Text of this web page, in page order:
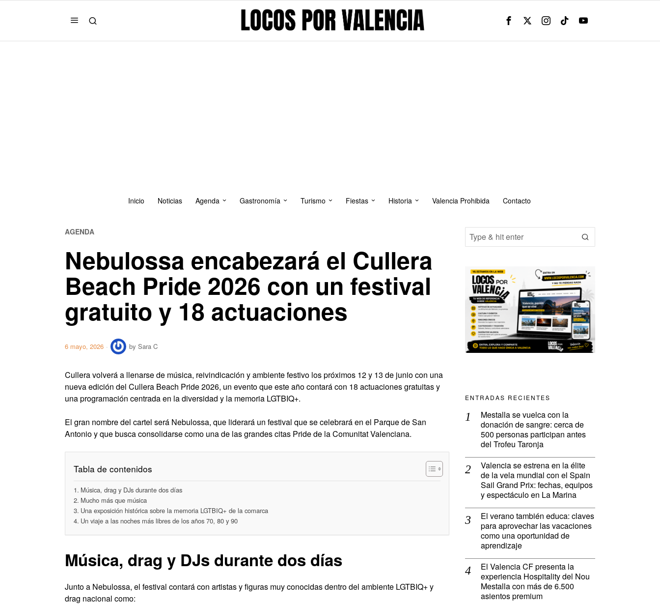
Inicio Noticias Agenda Gastronomía Turismo Fiestas Historia Valencia Prohibida Contacto
AGENDA
Nebulossa encabezará el Cullera
Beach Pride 2026 con un festival
gratuito y 18 actuaciones
6 mayo, 2026 by Sara C
Cullera volverá a llenarse de música, reivindicación y ambiente festivo los próximos 12 y 13 de junio con una
nueva edición del Cullera Beach Pride 2026, un evento que este año contará con 18 actuaciones gratuitas y
una programación centrada en la diversidad y la memoria LGTBIQ+.
El gran nombre del cartel será Nebulossa, que liderará un festival que se celebrará en el Parque de San
Antonio y que busca consolidarse como una de las grandes citas Pride de la Comunitat Valenciana.
Tabla de contenidos
Música, drag y DJs durante dos días
Mucho más que música
Una exposición histórica sobre la memoria LGTBIQ+ de la comarca
Un viaje a las noches más libres de los años 70, 80 y 90
Música, drag y DJs durante dos días
Junto a Nebulossa, el festival contará con artistas y figuras muy conocidas dentro del ambiente LGTBIQ+ y
drag nacional como:
ENTRADAS RECIENTES
Mestalla se vuelca con la
donación de sangre: cerca de
500 personas participan antes
del Trofeu Taronja
Valencia se estrena en la élite
de la vela mundial con el Spain
Sail Grand Prix: fechas, equipos
y espectáculo en La Marina
El verano también educa: claves
para aprovechar las vacaciones
como una oportunidad de
aprendizaje
El Valencia CF presenta la
experiencia Hospitality del Nou
Mestalla con más de 6.500
asientos premium